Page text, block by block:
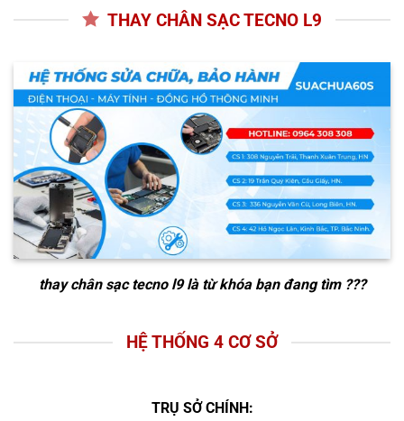
THAY CHÂN SẠC TECNO L9
thay chân sạc tecno l9là từ khóa bạn đang tìm ???
HỆ THỐNG 4 CƠ SỞ
TRỤ SỞ CHÍNH: